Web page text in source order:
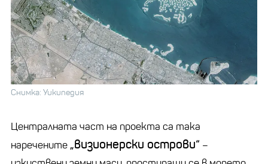
Снимка: Уикипедия
Централната част на проекта са така
наречените„визионерски острови“ –